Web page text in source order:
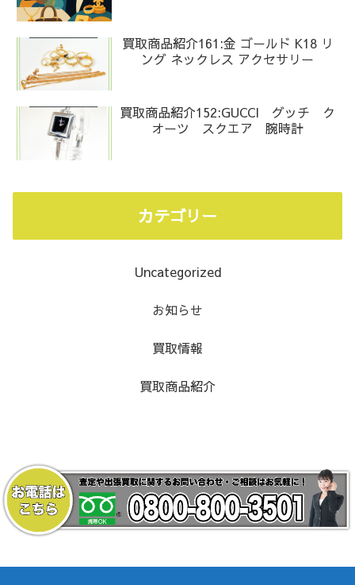
買取商品紹介161:金 ゴールド K18 リ
ング ネックレス アクセサリー
買取商品紹介152:GUCCI グッチ ク
オーツ スクエア 腕時計
カテゴリー
Uncategorized
お知らせ
買取情報
買取商品紹介